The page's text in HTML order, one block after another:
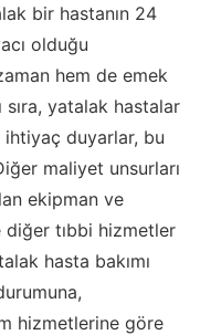
bir hastanın 24
olduğu
hem de emek
yatalak hastalar
duyarlar, bu
maliyet unsurları
ekipman ve
tıbbi hizmetler
hasta bakımı
hizmetlerine göre